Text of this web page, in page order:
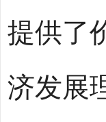
提供了
济发展